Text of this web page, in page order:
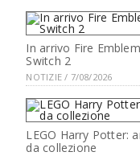
In arrivo Fire
Switch 2
NOTIZIE / 7/08/2026
LEGO Harry Potter:
da collezione